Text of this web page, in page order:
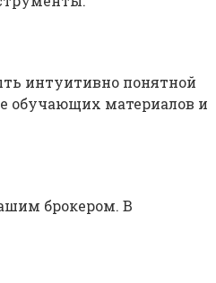
интуитивно понятной
обучающих материалов и
брокером. В